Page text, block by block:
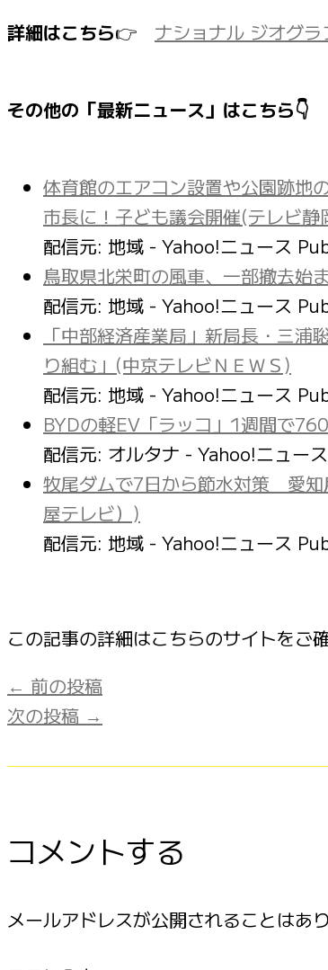
詳細はこちら👉 ナショナル ジオグ
その他の「最新ニュース」はこちら👇
体育館のエアコン設置や公園跡地
市長に！子ども議会開催(テレビ静
配信元: 地域 - Yahoo!ニュース
鳥取県北栄町の風車、一部撤去
配信元: 地域 - Yahoo!ニュース
「中部経済産業局」新局長・三
り組む」(中京テレビＮＥＷＳ)
配信元: 地域 - Yahoo!ニュース
BYDの軽EV「ラッコ」1週間で
配信元: オルタナ - Yahoo!ニュース
牧尾ダムで7日から節水対策 愛
屋テレビ）)
配信元: 地域 - Yahoo!ニュース
この記事の詳細はこちらのサイトをご
← 前の投稿
次の投稿 →
コメントする
メールアドレスが公開されることはあ